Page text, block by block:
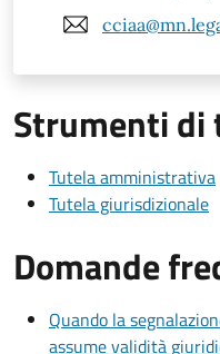
Strumenti di
Tutela amministrativa
Tutela giurisdizionale
Domande
Quando la
assume validità